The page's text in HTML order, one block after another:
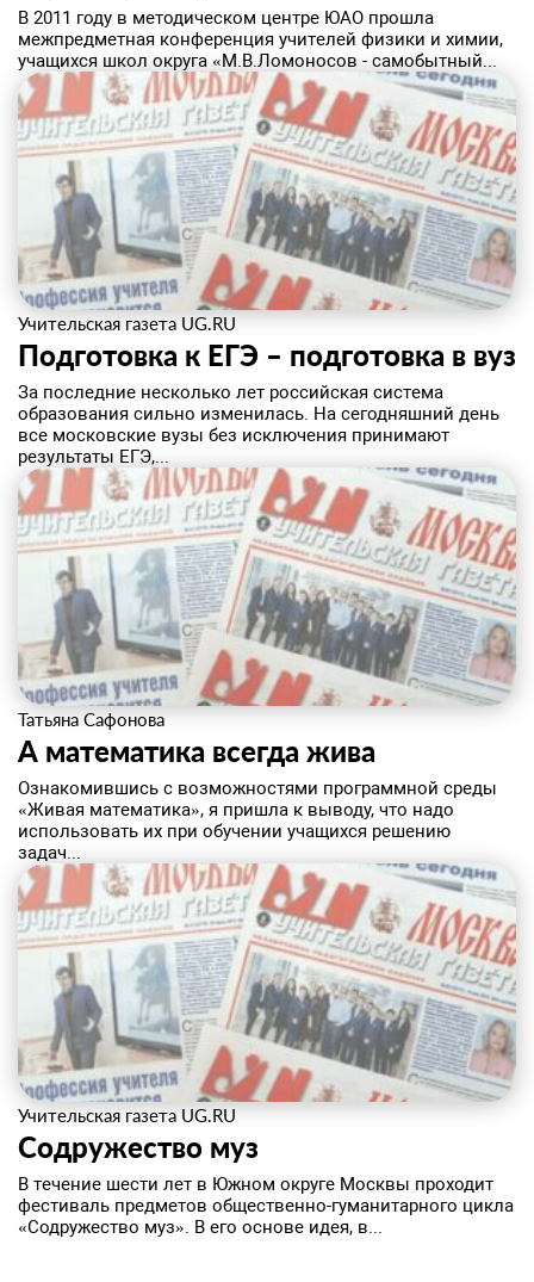
​В 2011 году в методическом центре ЮАО прошла
межпредметная конференция учителей физики и химии,
учащихся школ округа «М.В.Ломоносов - самобытный...
Учительская газета UG.RU
Подготовка к ЕГЭ – подготовка в вуз
​За последние несколько лет российская система
образования сильно изменилась. На сегодняшний день
все московские вузы без исключения принимают
результаты ЕГЭ,...
Татьяна Сафонова
​А математика всегда жива
Ознакомившись с возможностями программной среды
«Живая математика», я пришла к выводу, что надо
использовать их при обучении учащихся решению
задач...
Учительская газета UG.RU
Содружество муз
​В течение шести лет в Южном округе Москвы проходит
фестиваль предметов общественно-гуманитарного цикла
«Содружество муз». В его основе идея, в...